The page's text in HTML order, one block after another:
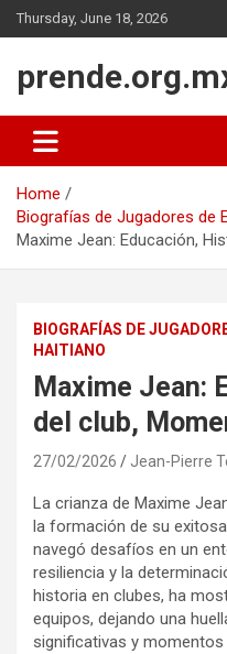
Skip
to
Thursday, June 18, 2026
Home
Biografías de Jugadores de
Maxime Jean: Educación,
BIOGRAFÍAS DE
HAITIANO
Maxime Jean:
del club,
27/02/2026 Jean-Pierre
La crianza de Maxime
la formación de su
navegó desafíos en un
resiliencia y la
historia en clubes, ha
equipos, dejando una
significativas y